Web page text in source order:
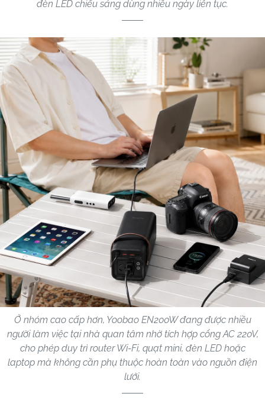
đèn LED chiếu sáng dùng nhiều ngày liên tục.
Ở nhóm cao cấp hơn, Yoobao EN200W đang được nhiều
người làm việc tại nhà quan tâm nhờ tích hợp cổng AC 220V,
cho phép duy trì router Wi-Fi, quạt mini, đèn LED hoặc
laptop mà không cần phụ thuộc hoàn toàn vào nguồn điện
lưới.